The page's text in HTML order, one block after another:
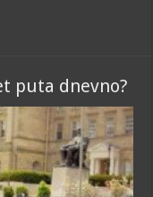
puta dnevno?